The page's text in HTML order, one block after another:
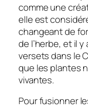
comme une
elle est
changeant de
de l’herbe, et il
versets dans le
que les plantes
vivantes.
Pour fusionner